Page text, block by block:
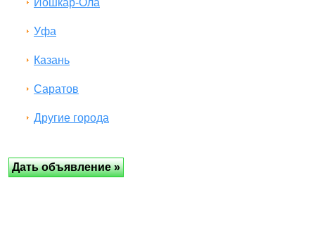
Йошкар-Ола
Уфа
Казань
Саратов
Другие города